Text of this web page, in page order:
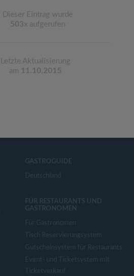
Dieser Eintrag wurde
503x aufgerufen
Letzte Aktualisierung
am 11.10.2015
GASTROGUIDE
Deutschland
FÜR RESTAURANTS UND
GASTRONOMEN
Für Gastronomen
Tisch Reservierungsystem
Gutscheinsystem für Restaurants
Event- und Ticketsystem mit
Ticketverkauf